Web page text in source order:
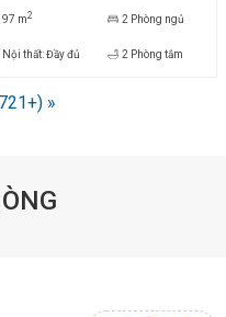
97 m2 2 Phòng ngủ
Nội thất: Đầy đủ 2 Phòng tắm
»